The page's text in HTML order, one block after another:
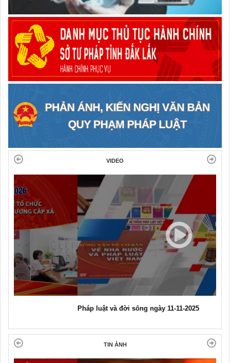
VIDEO
Pháp luật và đời sống ngày 11-11-2025
TIN ẢNH